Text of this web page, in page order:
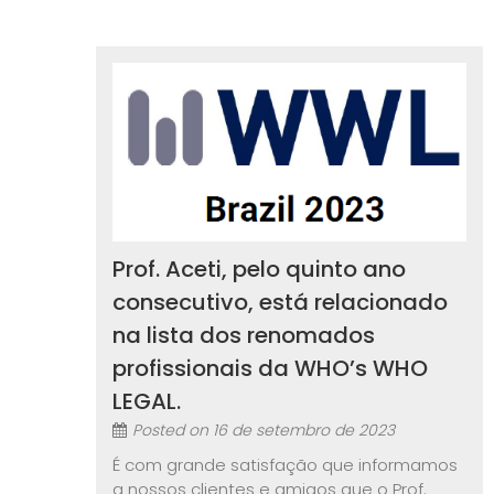
Prof. Aceti, pelo quinto ano
consecutivo, está relacionado
na lista dos renomados
profissionais da WHO’s WHO
LEGAL.
Posted on 16 de setembro de 2023
É com grande satisfação que informamos
a nossos clientes e amigos que o Prof.